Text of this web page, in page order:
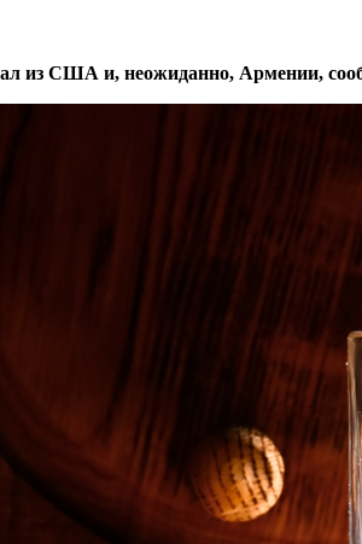
из США и, неожиданно, Армении,